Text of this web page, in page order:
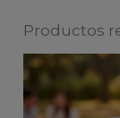
Productos